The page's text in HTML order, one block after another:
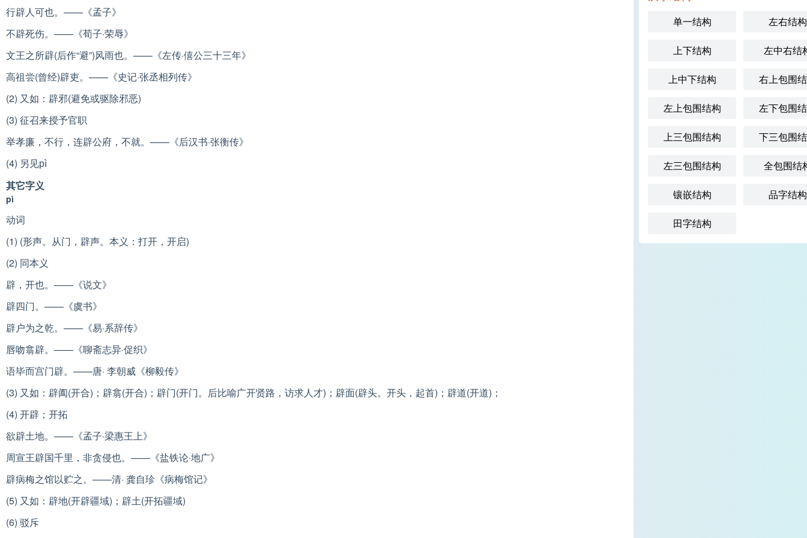
行辟人可也。——《孟子》
不辟死伤。——《荀子·荣辱》
文王之所辟(后作“避”)风雨也。——《左传·僖公三十三年》
高祖尝(曾经)辟吏。——《史记·张丞相列传》
(2) 又如：辟邪(避免或驱除邪恶)
(3) 征召来授予官职
举孝廉，不行，连辟公府，不就。——《后汉书·张衡传》
(4) 另见pì
其它字义
pì
动词
(1) (形声。从门，辟声。本义：打开，开启)
(2) 同本义
辟，开也。——《说文》
辟四门。——《虞书》
辟户为之乾。——《易·系辞传》
唇吻翕辟。——《聊斋志异·促织》
语毕而宫门辟。——唐· 李朝威《柳毅传》
(3) 又如：辟阖(开合)；辟翕(开合)；辟门(开门。后比喻广开贤路，访求人才)；辟面(辟头。开头，起首)；辟道(开道)；
(4) 开辟；开拓
欲辟土地。——《孟子·梁惠王上》
周宣王辟国千里，非贪侵也。——《盐铁论·地广》
辟病梅之馆以贮之。——清· 龚自珍《病梅馆记》
(5) 又如：辟地(开辟疆域)；辟土(开拓疆域)
(6) 驳斥
单一结构 左右结构
上下结构 左中右结
上中下结构 右上包围
左上包围结构 左下包围
上三包围结构 下三包围
左三包围结构 全包围结
镶嵌结构 品字结构
田字结构